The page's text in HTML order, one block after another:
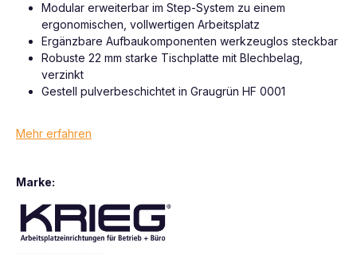
Modular erweiterbar im Step-System zu einem
ergonomischen, vollwertigen Arbeitsplatz
Ergänzbare Aufbaukomponenten werkzeuglos steckbar
Robuste 22 mm starke Tischplatte mit Blechbelag,
verzinkt
Gestell pulverbeschichtet in Graugrün HF 0001
Mehr erfahren
Marke: